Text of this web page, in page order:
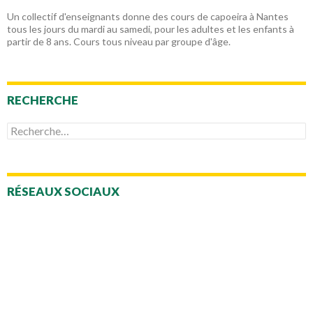
Un collectif d'enseignants donne des cours de capoeira à Nantes
tous les jours du mardi au samedi, pour les adultes et les enfants à
partir de 8 ans. Cours tous niveau par groupe d'âge.
RECHERCHE
Rechercher :
RÉSEAUX SOCIAUX